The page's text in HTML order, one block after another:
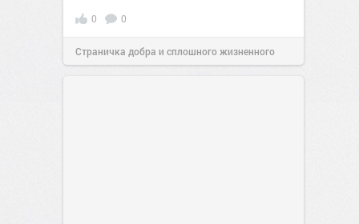
0 0
Страничка добра и сплошного жизненного